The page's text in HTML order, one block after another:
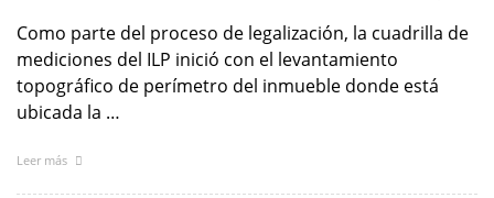
Como parte del proceso de legalización, la cuadrilla de
mediciones del ILP inició con el levantamiento
topográfico de perímetro del inmueble donde está
ubicada la …
Leer más